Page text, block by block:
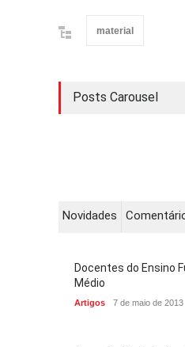
material
Posts Carousel
Novidades
Docentes do Ensino
Médio
Artigos 7 de maio de 2013